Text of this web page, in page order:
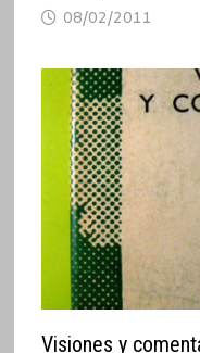
08/02/2011
Visiones y